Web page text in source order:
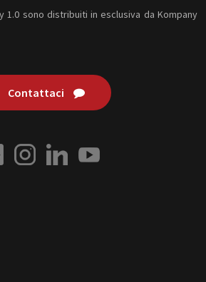
1.0 sono distribuiti in esclusiva da Kompany
Contattaci